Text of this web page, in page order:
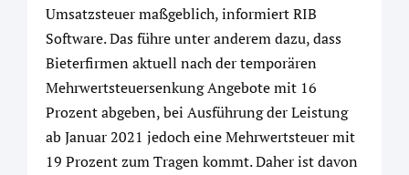
Umsatzsteuer maßgeblich, informiert RIB
Software. Das führe unter anderem dazu, dass
Bieterfirmen aktuell nach der temporären
Mehrwertsteuersenkung Angebote mit 16
Prozent abgeben, bei Ausführung der Leistung
ab Januar 2021 jedoch eine Mehrwertsteuer mit
19 Prozent zum Tragen kommt. Daher ist davon